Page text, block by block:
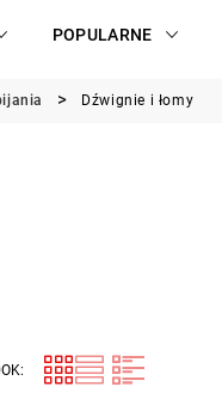
POPULARNE
Dźwignie i łomy